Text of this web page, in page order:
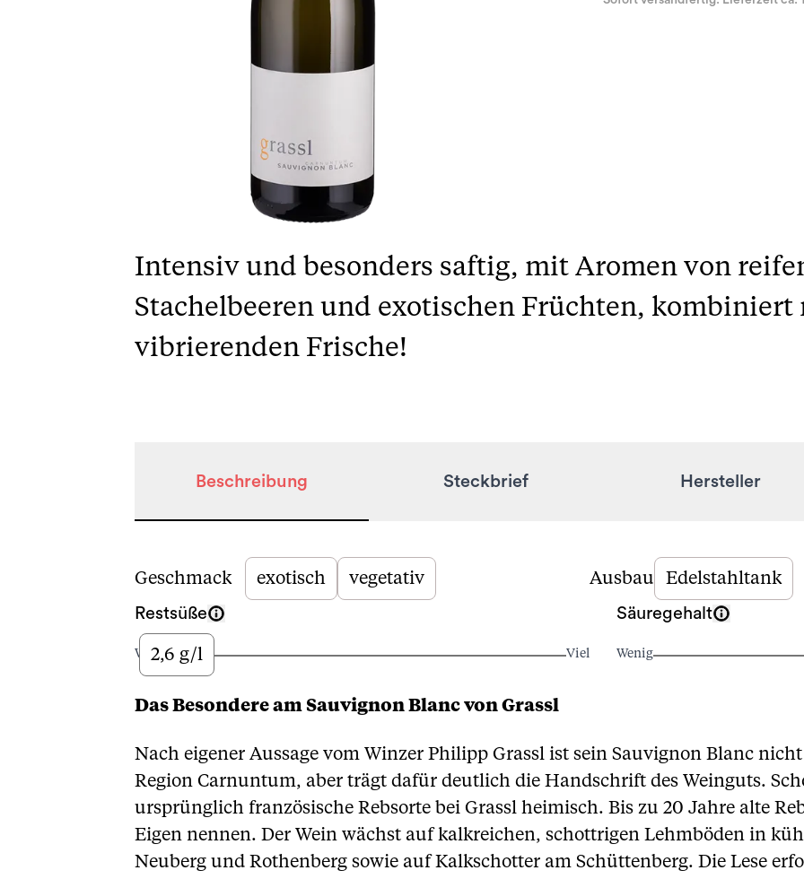
Intensiv und besonders saftig, mit Aromen von
Stachelbeeren und exotischen Früchten, kombiniert
vibrierenden Frische!
Beschreibung Steckbrief Hersteller
Beschreibung
Geschmack exotisch vegetativ Ausbau Edelstahltank
Restsüße
Wenig
2,6 g/l Viel
Säuregehalt
Wenig
Das Besondere am Sauvignon Blanc von Grassl
Nach eigener Aussage vom Winzer Philipp Grassl ist sein Sauvignon Blanc
Region Carnuntum, aber trägt dafür deutlich die Handschrift des Weinguts.
ursprünglich französische Rebsorte bei Grassl heimisch. Bis zu 20 Jahre alte
Eigen nennen. Der Wein wächst auf kalkreichen, schottrigen Lehmböden in
Neuberg und Rothenberg sowie auf Kalkschotter am Schüttenberg. Die Lese